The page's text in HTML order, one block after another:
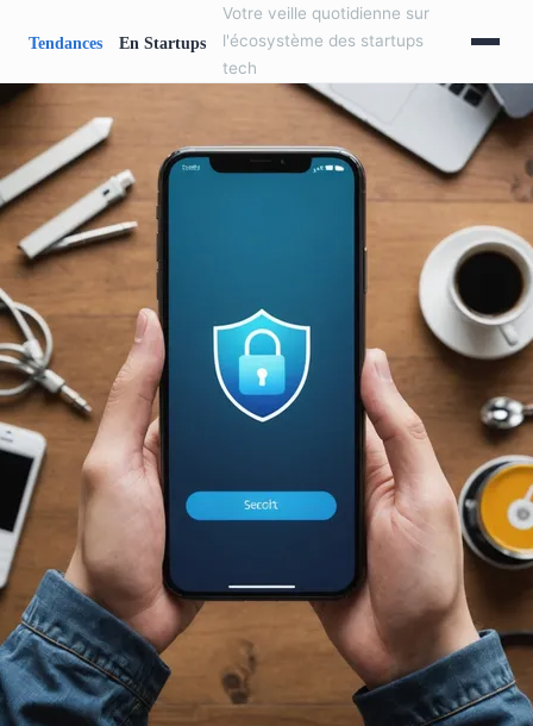
Votre veille quotidienne sur
l'écosystème des startups
tech